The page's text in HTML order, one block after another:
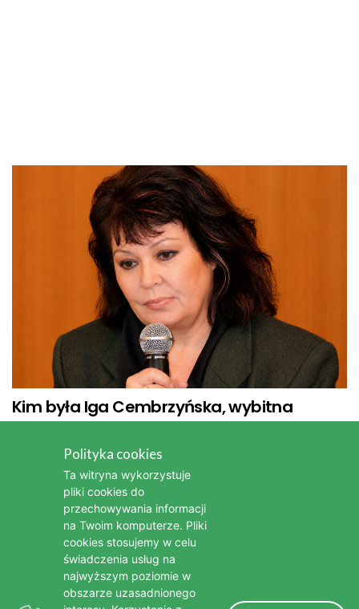
Kim była Iga Cembrzyńska, wybitna
aktorka i piosenkarka
Kim była Bonnie Tyler - legendarna wokalistka popowa i
Kim była Stanisława Celińska - wybitna polska aktorka
Nie żyje Bożena Dykiel, wybitna aktorka teatralna i filmowa
Nie żyje Edward Linde-Lubaszenko, wybitny polski aktor
Polityka cookies
Ta witryna wykorzystuje
pliki cookies do
przechowywania informacji
na Twoim komputerze. Pliki
cookies stosujemy w celu
świadczenia usług na
najwyższym poziomie w
obszarze uzasadnionego